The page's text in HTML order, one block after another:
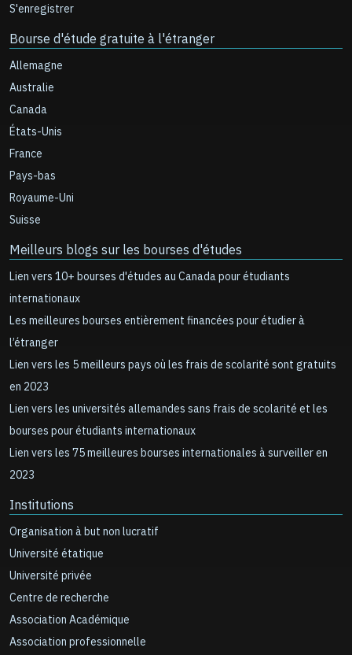
S'enregistrer
Bourse d'étude gratuite à l'étranger
Allemagne
Australie
Canada
États-Unis
France
Pays-bas
Royaume-Uni
Suisse
Meilleurs blogs sur les bourses d'études
Lien vers 10+ bourses d'études au Canada pour étudiants
internationaux
Les meilleures bourses entièrement financées pour étudier à
l’étranger
Lien vers les 5 meilleurs pays où les frais de scolarité sont gratuits
en 2023
Lien vers les universités allemandes sans frais de scolarité et les
bourses pour étudiants internationaux
Lien vers les 75 meilleures bourses internationales à surveiller en
2023
Institutions
Organisation à but non lucratif
Université étatique
Université privée
Centre de recherche
Association Académique
Association professionnelle